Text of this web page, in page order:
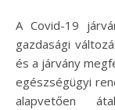
A Covid-19 járvány világszerte hatalmas társadalmi és
gazdasági
és a járvány
egészségügyi
alapvetően